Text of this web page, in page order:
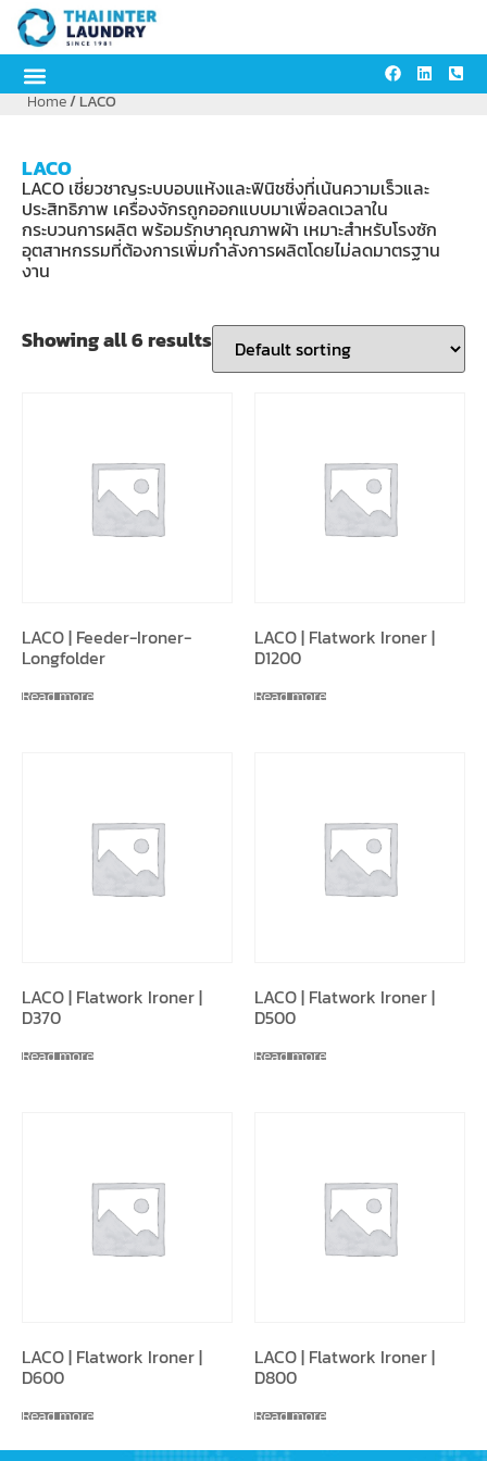
Home/ LACO
LACO
LACO เชี่ยวชาญระบบอบแห้งและฟินิชชิ่งที่เน้นความเร็วและ
ประสิทธิภาพ เครื่องจักรถูกออกแบบมาเพื่อลดเวลาใน
กระบวนการผลิต พร้อมรักษาคุณภาพผ้า เหมาะสำหรับโรงซัก
อุตสาหกรรมที่ต้องการเพิ่มกำลังการผลิตโดยไม่ลดมาตรฐาน
งาน
Showing all 6 results
LACO | Feeder-Ironer-
Longfolder
Read more
LACO | Flatwork Ironer |
D1200
Read more
LACO | Flatwork Ironer |
D370
Read more
LACO | Flatwork Ironer |
D500
Read more
LACO | Flatwork Ironer |
D600
Read more
LACO | Flatwork Ironer |
D800
Read more